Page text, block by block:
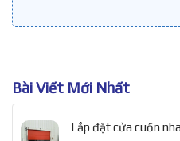
Bài Viết Mới Nhất
Lắp đặt cửa cuốn